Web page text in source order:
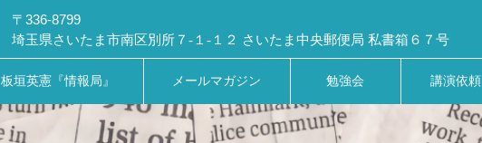
〒336-8799
埼玉県さいたま市南区別所７-１-１２ さいたま中央郵便局 私書箱６７号
板垣英憲『情報局』 メールマガジン 勉強会 講演依頼